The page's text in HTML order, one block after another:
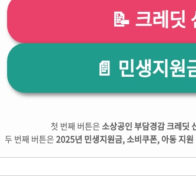
📝 크레딧
📄 민생지원
첫 번째 버튼은 소상공인 부담경감 크레딧
두 번째 버튼은2025년 민생지원금, 소비쿠폰, 아동 지원